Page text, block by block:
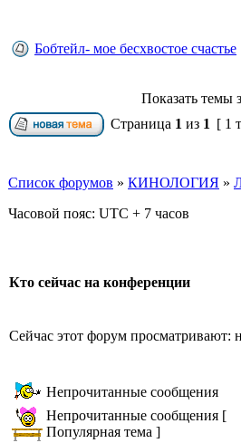
Бобтейл- мое бесхвостое счастье
Показать темы
Страница 1 из 1 [ 1
Список форумов » КИНОЛОГИЯ »
Часовой пояс: UTC + 7 часов
Кто сейчас на конференции
Сейчас этот форум просматривают:
Непрочитанные сообщения
Непрочитанные сообщения [
Популярная тема ]